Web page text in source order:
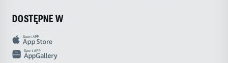
DOSTĘPNE W